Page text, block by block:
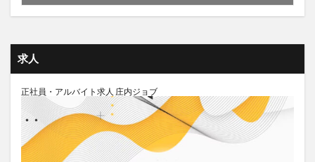
求人
正社員・アルバイト求人 庄内ジョブ